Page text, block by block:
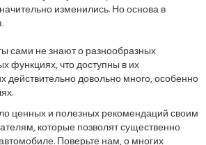
изменились. Но основа в
сами не знают о разнообразных
функциях, что доступны в их
действительно довольно много, особенно
ценных и полезных рекомендаций своим
которые позволят существенно